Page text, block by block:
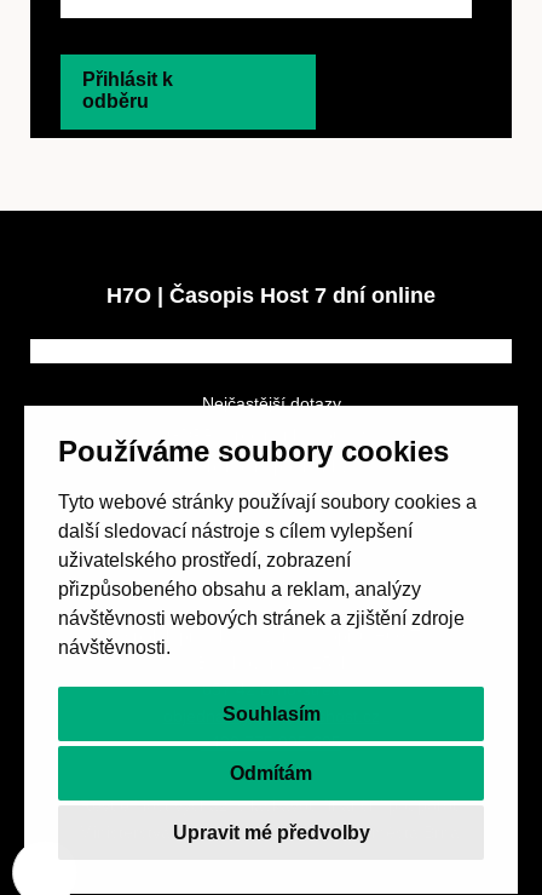
Používáme soubory cookies
Tyto webové stránky používají soubory cookies a
další sledovací nástroje s cílem vylepšení
uživatelského prostředí, zobrazení
přizpůsobeného obsahu a reklam, analýzy
návštěvnosti webových stránek a zjištění zdroje
návštěvnosti.
Souhlasím
Odmítám
Upravit mé předvolby
Přihlásit k
odběru
H7O | Časopis Host 7 dní online
Nejčastější dotazy
Obchodní podmínky
Spolek přátel vydávání
657 42 Brno-střed
objednavky@casopishost.cz
+420 775 995 695
Revue Host vychází s laskavou finanční podporou
Ministerstva kultury ČR a statutárního města Brna.